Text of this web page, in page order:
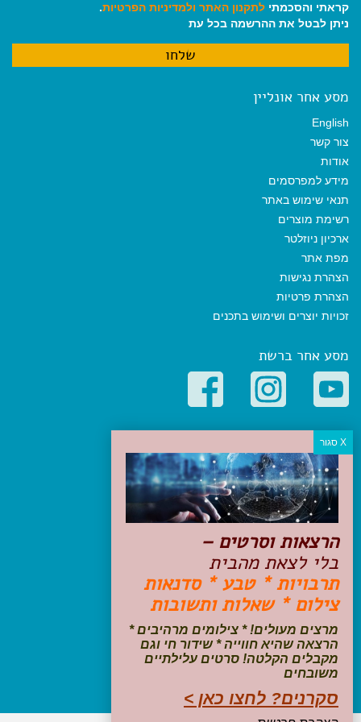
קראתי והסכמתי לתקנון האתר ולמדיניות הפרטיות.
ניתן לבטל את ההרשמה בכל עת
מסע אחר אונליין
English
צור קשר
אודות
מידע למפרסמים
תנאי שימוש באתר
רשימת מוצרים
ארכיון ניוזלטר
מפת אתר
הצהרת נגישות
הצהרת פרטיות
זכויות יוצרים ושימוש בתכנים
מסע אחר ברשת
קטגוריות פופולריות
יעדים
טיולים בישראל
מלונות בוטיק בישראל
טיפים והמלצות
הכנות לנסיעה
טיולי ג'יפים
טיולים עם ילדים
שייט, הפלגות, קרוזים
עקבו אחרינו בפייסבוק
הרצאות וסרטים –
בלי לצאת מהבית
תרבויות * טבע * סדנאות
צילום * שאלות ותשובות
מרצים מעולים! * צילומים מרהיבים *
הרצאה שהיא חווייה * שידור חי וגם
מקבלים הקלטה! סרטים עלילתיים
משובחים
סקרנים? לחצו כאן >